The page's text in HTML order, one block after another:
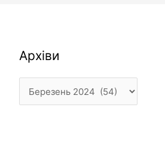
Архіви
Архіви